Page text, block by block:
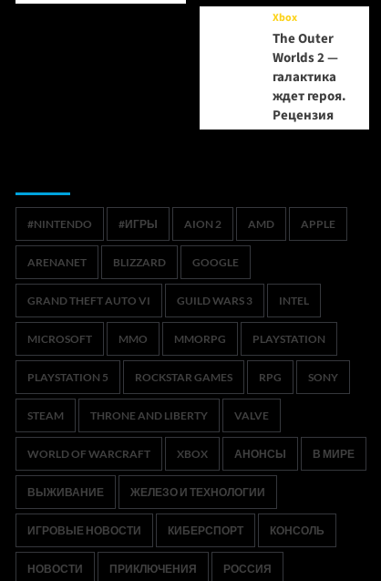
Xbox
The Outer
Worlds 2 —
галактика
ждет героя.
Рецензия
#NINTENDO #ИГРЫ AION 2 AMD APPLE
ARENANET BLIZZARD GOOGLE
GRAND THEFT AUTO VI GUILD WARS 3 INTEL
MICROSOFT MMO MMORPG PLAYSTATION
PLAYSTATION 5 ROCKSTAR GAMES RPG SONY
STEAM THRONE AND LIBERTY VALVE
WORLD OF WARCRAFT XBOX АНОНСЫ В МИРЕ
ВЫЖИВАНИЕ ЖЕЛЕЗО И ТЕХНОЛОГИИ
ИГРОВЫЕ НОВОСТИ КИБЕРСПОРТ КОНСОЛЬ
НОВОСТИ ПРИКЛЮЧЕНИЯ РОССИЯ